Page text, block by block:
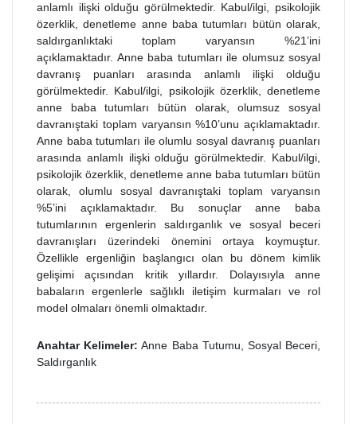
anlamlı ilişki olduğu görülmektedir. Kabul/ilgi, psikolojik
özerklik, denetleme anne baba tutumları bütün olarak,
saldırganlıktaki toplam varyansın %21’ini
açıklamaktadır. Anne baba tutumları ile olumsuz sosyal
davranış puanları arasında anlamlı ilişki olduğu
görülmektedir. Kabul/ilgi, psikolojik özerklik, denetleme
anne baba tutumları bütün olarak, olumsuz sosyal
davranıştaki toplam varyansın %10’unu açıklamaktadır.
Anne baba tutumları ile olumlu sosyal davranış puanları
arasında anlamlı ilişki olduğu görülmektedir. Kabul/ilgi,
psikolojik özerklik, denetleme anne baba tutumları bütün
olarak, olumlu sosyal davranıştaki toplam varyansın
%5’ini açıklamaktadır. Bu sonuçlar anne baba
tutumlarının ergenlerin saldırganlık ve sosyal beceri
davranışları üzerindeki önemini ortaya koymuştur.
Özellikle ergenliğin başlangıcı olan bu dönem kimlik
gelişimi açısından kritik yıllardır. Dolayısıyla anne
babaların ergenlerle sağlıklı iletişim kurmaları ve rol
model olmaları önemli olmaktadır.
Anahtar Kelimeler: Anne Baba Tutumu, Sosyal Beceri,
Saldırganlık